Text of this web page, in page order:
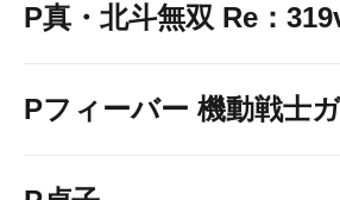
P真・北斗無双 Re：
Pフィーバー 機動戦士